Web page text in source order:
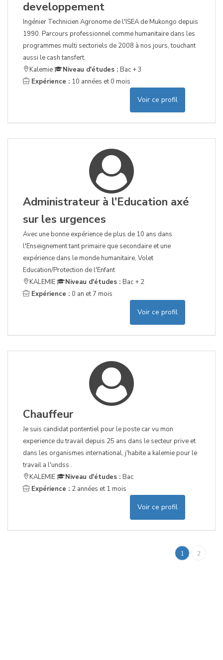
developpement
Ingénier Technicien Agronome de l'ISEA de Mukongo depuis
1990. Parcours professionnel comme humanitaire dans les
programmes multi sectoriels de 2008 à nos jours, touchant
aussi le cash tansfert.
Kalemie
Niveau d'études : Bac + 3
Expérience : 10 années et 0 mois
Voir ce profil
Administrateur à l'Education axé
sur les urgences
Avec une bonne expérience de plus de 10 ans dans
l'Enseignement tant primaire que secondaire et une
expérience dans le monde humanitaire, Volet
Education/Protection de l'Enfant
KALEMIE
Niveau d'études : Bac + 2
Expérience : 0 an et 7 mois
Voir ce profil
Chauffeur
Je suis candidat pontentiel pour le poste car vu mon
experience du travail depuis 25 ans dans le secteur prive et
dans les organismes international, j'habite a kalemie pour le
travail a l'undss .
KALEMIE
Niveau d'études : Bac
Expérience : 2 années et 1 mois
Voir ce profil
1 2